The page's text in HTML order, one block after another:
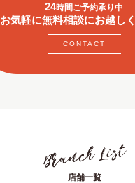
24時間ご予約承り中
お気軽に無料相談にお越し
CONTACT
店舗一覧